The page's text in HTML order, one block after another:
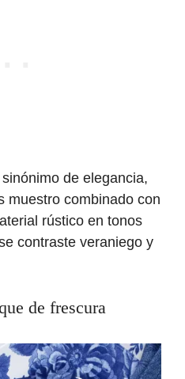
de elegancia,
muestro combinado con
rústico en tonos
contraste veraniego y
de frescura